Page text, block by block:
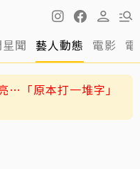
聞 藝人動態 電影
夏和熙拍戲不能拍特
…「原本打一堆字」